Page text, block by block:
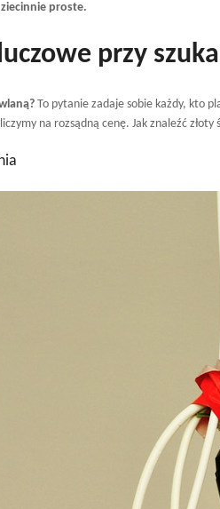
proste.
przy
To pytanie zadaje sobie każdy, kto
na rozsądną cenę. Jak znaleźć